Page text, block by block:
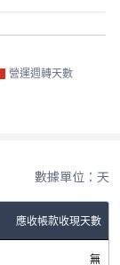
營運週轉天數
數據單位：天
應收帳款收現天數
無